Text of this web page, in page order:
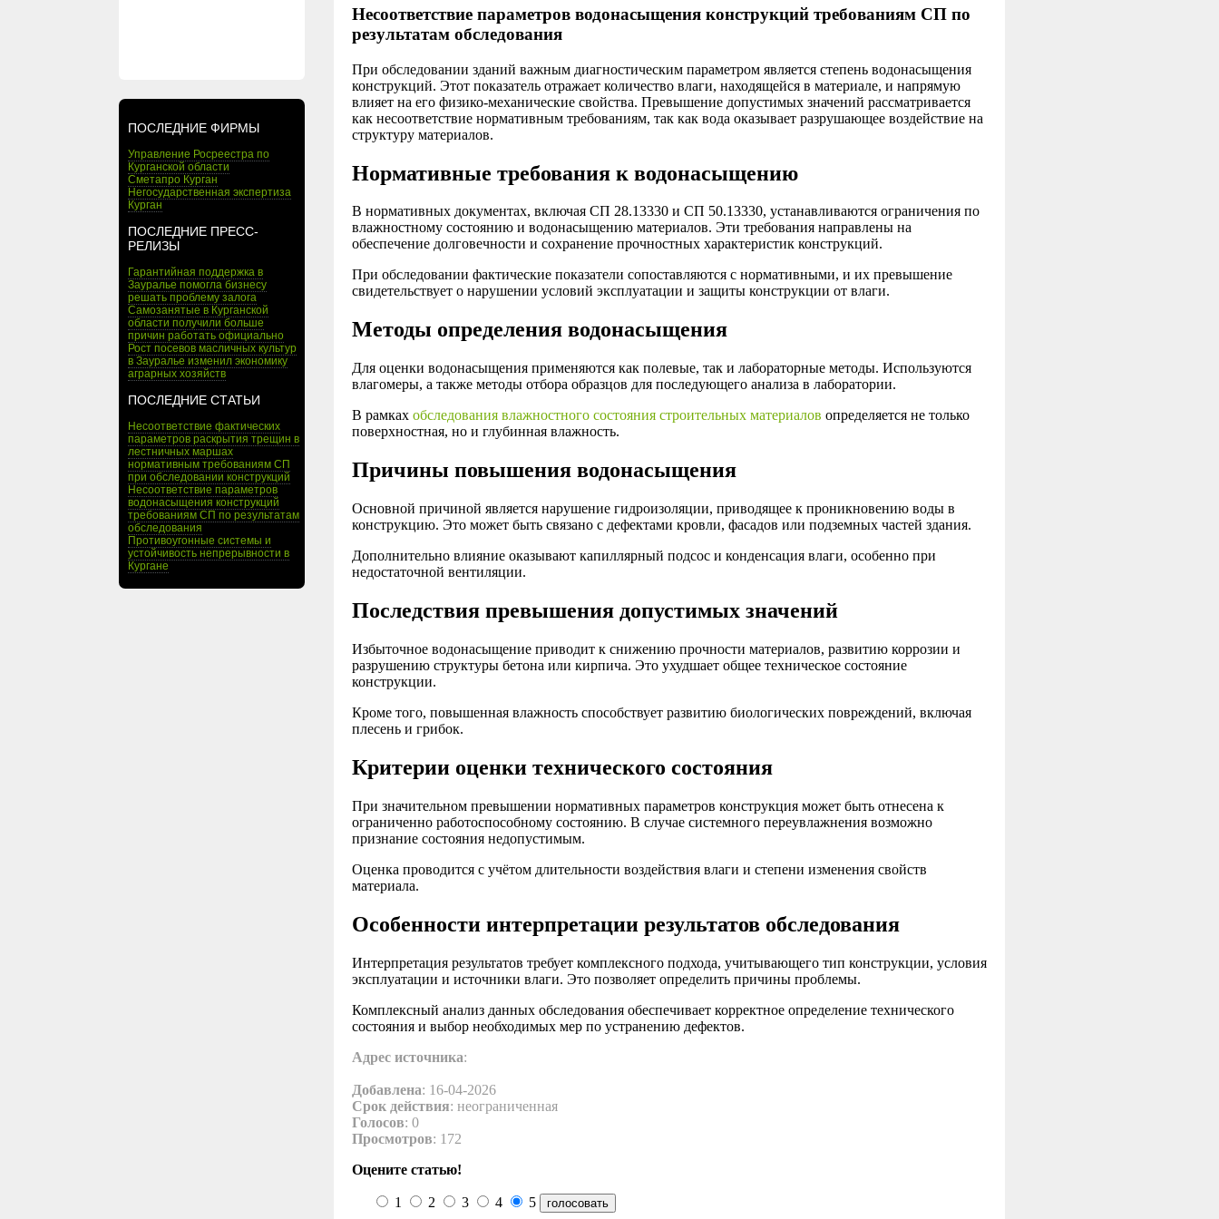
ПОСЛЕДНИЕ ФИРМЫ
Управление Росреестра по
Курганской области
Сметапро Курган
Негосударственная экспертиза
Курган
ПОСЛЕДНИЕ ПРЕСС-
РЕЛИЗЫ
Гарантийная поддержка в
Зауралье помогла бизнесу
решать проблему залога
Самозанятые в Курганской
области получили больше
причин работать официально
Рост посевов масличных культур
в Зауралье изменил экономику
аграрных хозяйств
ПОСЛЕДНИЕ СТАТЬИ
Несоответствие фактических
параметров раскрытия трещин в
лестничных маршах
нормативным требованиям СП
при обследовании конструкций
Несоответствие параметров
водонасыщения конструкций
требованиям СП по результатам
обследования
Противоугонные системы и
устойчивость непрерывности в
Кургане
Несоответствие параметров водонасыщения конструкций требованиям СП по
результатам обследования
При обследовании зданий важным диагностическим параметром является степень водонасыщения
конструкций. Этот показатель отражает количество влаги, находящейся в материале, и напрямую
влияет на его физико-механические свойства. Превышение допустимых значений рассматривается
как несоответствие нормативным требованиям, так как вода оказывает разрушающее воздействие на
структуру материалов.
Нормативные требования к водонасыщению
В нормативных документах, включая СП 28.13330 и СП 50.13330, устанавливаются ограничения по
влажностному состоянию и водонасыщению материалов. Эти требования направлены на
обеспечение долговечности и сохранение прочностных характеристик конструкций.
При обследовании фактические показатели сопоставляются с нормативными, и их превышение
свидетельствует о нарушении условий эксплуатации и защиты конструкции от влаги.
Методы определения водонасыщения
Для оценки водонасыщения применяются как полевые, так и лабораторные методы. Используются
влагомеры, а также методы отбора образцов для последующего анализа в лаборатории.
В рамках обследования влажностного состояния строительных материалов определяется не только
поверхностная, но и глубинная влажность.
Причины повышения водонасыщения
Основной причиной является нарушение гидроизоляции, приводящее к проникновению воды в
конструкцию. Это может быть связано с дефектами кровли, фасадов или подземных частей здания.
Дополнительно влияние оказывают капиллярный подсос и конденсация влаги, особенно при
недостаточной вентиляции.
Последствия превышения допустимых значений
Избыточное водонасыщение приводит к снижению прочности материалов, развитию коррозии и
разрушению структуры бетона или кирпича. Это ухудшает общее техническое состояние
конструкции.
Кроме того, повышенная влажность способствует развитию биологических повреждений, включая
плесень и грибок.
Критерии оценки технического состояния
При значительном превышении нормативных параметров конструкция может быть отнесена к
ограниченно работоспособному состоянию. В случае системного переувлажнения возможно
признание состояния недопустимым.
Оценка проводится с учётом длительности воздействия влаги и степени изменения свойств
материала.
Особенности интерпретации результатов обследования
Интерпретация результатов требует комплексного подхода, учитывающего тип конструкции, условия
эксплуатации и источники влаги. Это позволяет определить причины проблемы.
Комплексный анализ данных обследования обеспечивает корректное определение технического
состояния и выбор необходимых мер по устранению дефектов.
Адрес источника:
Добавлена: 16-04-2026
Срок действия: неограниченная
Голосов: 0
Просмотров: 172
Оцените статью!
1 2 3 4 5